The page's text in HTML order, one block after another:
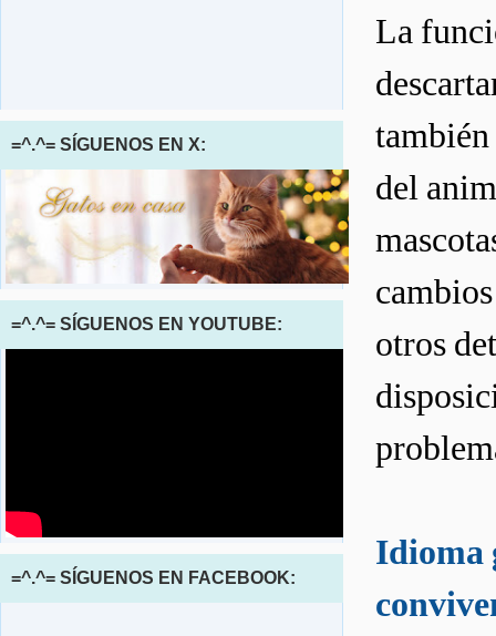
La
del
otros
Idioma
=^.^= SÍGUENOS EN X:
=^.^= SÍGUENOS EN YOUTUBE:
=^.^= SÍGUENOS EN FACEBOOK: